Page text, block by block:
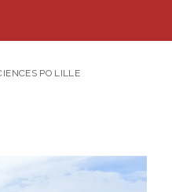
PO LILLE